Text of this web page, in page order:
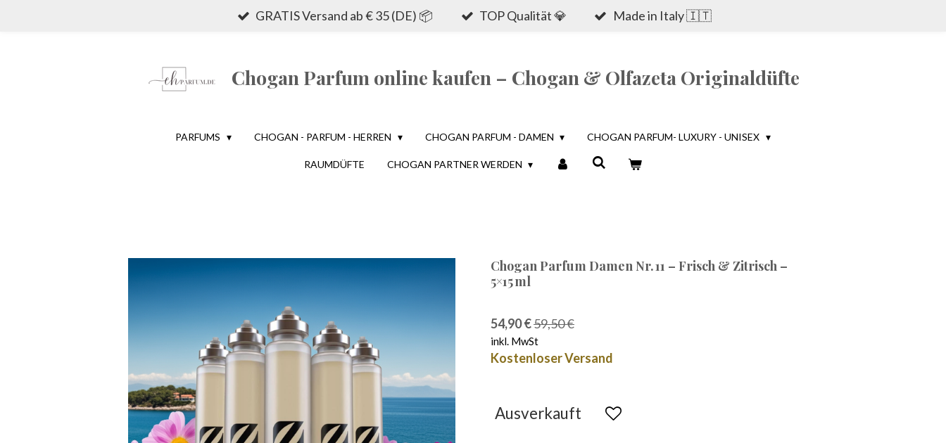
GRATIS Versand ab € 35 (DE) 📦 TOP Qualität 💎 Made in Italy 🇮🇹
Chogan Parfum online kaufen – Chogan & Olfazeta Originaldüfte
PARFUMS CHOGAN - PARFUM - HERREN CHOGAN PARFUM - DAMEN CHOGAN PARFUM- LUXURY - UNISEX
RAUMDÜFTE CHOGAN PARTNER WERDEN
Chogan Parfum Damen Nr. 11 – Frisch & Zitrisch –
5×15 ml
54,90 €59,50 €
inkl. MwSt
Kostenloser Versand
Ausverkauft